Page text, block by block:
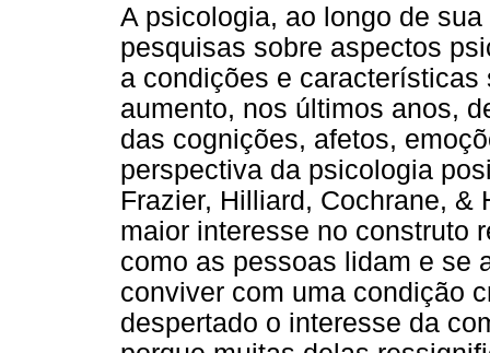
A psicologia, ao longo de
pesquisas sobre aspectos
a condições e
aumento, nos últimos anos,
das cognições, afetos,
perspectiva da psicologia
Frazier, Hilliard, Cochrane, &
maior interesse no construto
como as pessoas lidam e se
conviver com uma condição
despertado o interesse da